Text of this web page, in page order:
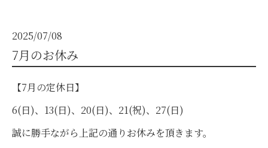
2025/07/08
7月のお休み
【7月の定休日】
6(日)、13(日)、20(日)、21(祝)、27(日)
誠に勝手ながら上記の通りお休みを頂きます。